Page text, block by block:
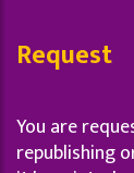
Request
You are
republishing